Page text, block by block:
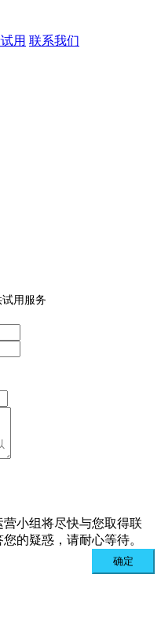
用 联系我们
用服务
小组将尽快与您取得联
的疑惑，请耐心等待。
确定